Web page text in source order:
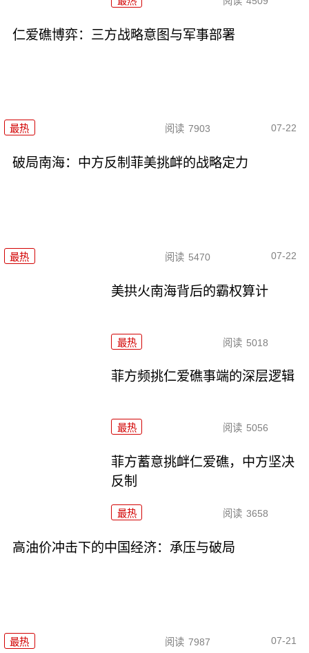
仁爱礁博弈：三方战略意图与军事部署
最热 阅读 7903 07-22
破局南海：中方反制菲美挑衅的战略定力
最热 阅读 5470 07-22
美拱火南海背后的霸权算计
最热 阅读 5018
菲方频挑仁爱礁事端的深层逻辑
最热 阅读 5056
菲方蓄意挑衅仁爱礁，中方坚决
反制
最热 阅读 3658
高油价冲击下的中国经济：承压与破局
最热 阅读 7987 07-21